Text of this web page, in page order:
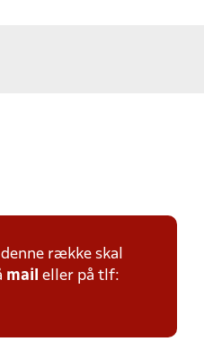
række skal
mail eller på tlf: